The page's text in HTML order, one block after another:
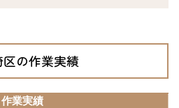
の作業実績
作業実績